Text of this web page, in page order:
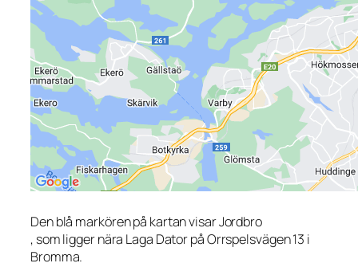
Den blå markören på kartan visar Jordbro
, som ligger nära Laga Dator på Orrspelsvägen 13 i
Bromma.